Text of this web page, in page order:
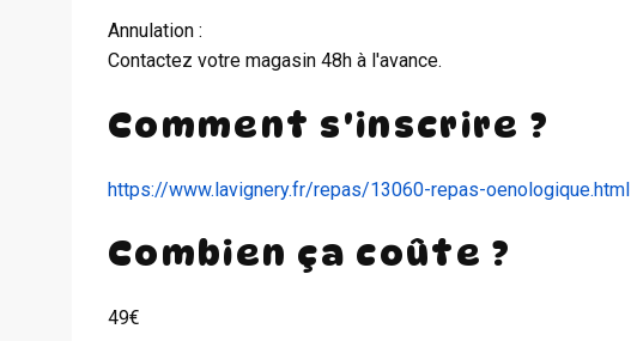
Annulation :
Contactez votre magasin 48h à l'avance.
Comment s'inscrire ?
https://www.lavignery.fr/repas/13060-repas-oenologique.html
Combien ça coûte ?
49€